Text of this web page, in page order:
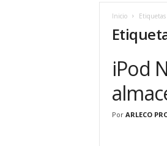
Inicio Etiquetas
iPod
Por ARLECO